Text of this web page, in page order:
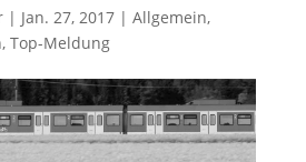
| Jan. 27, 2017| Allgemein,
, Top-Meldung